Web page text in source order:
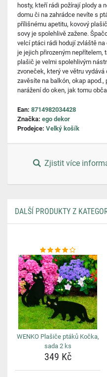
hosty, kteří rádi požírají plody a
domu či na zahrádce nevíte s
přílišnému apetitu, kovový
sovy je spolehlivě zažene.
velcí ptáci rádi hodují zvláště
je jejich přirozeným nepřítelem,
plašič je velmi spolehlivým
zvoneček, který ve větru
zavěsíte na balkón, okap apod.,
narážení do oken, jak tomu
Ean: 8714982034428
Značka: ego dekor
Prodejce: Velký košík
Zjistit více
DALŠÍ PRODUKTY Z
WENKO Plašiče ptáků Kočka,
sada 2 ks
349 Kč